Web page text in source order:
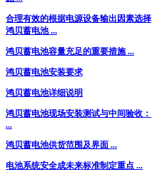
合理有效的根据电源设备输出因素选择
鸿贝蓄电池 ...
鸿贝蓄电池容量充足的重要措施 ...
鸿贝蓄电池安装要求
鸿贝蓄电池详细说明
鸿贝蓄电池现场安装测试与中间验收：
...
鸿贝蓄电池供货范围及界面 ...
电池系统安全成未来标准制定重点 ...